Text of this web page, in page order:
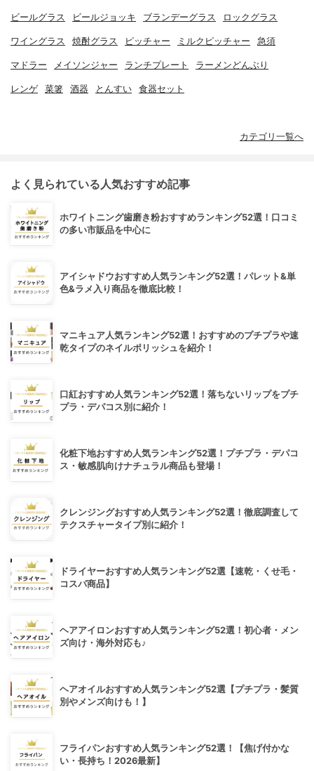
ビールグラス ビールジョッキ ブランデーグラス ロックグラス
ワイングラス 焼酎グラス ピッチャー ミルクピッチャー 急須
マドラー メイソンジャー ランチプレート ラーメンどんぶり
レンゲ 菜箸 酒器 とんすい 食器セット
カテゴリ一覧へ
よく見られている人気おすすめ記事
ホワイトニング歯磨き粉おすすめランキング52選！口コミ
の多い市販品を中心に
アイシャドウおすすめ人気ランキング52選！パレット&単
色&ラメ入り商品を徹底比較！
マニキュア人気ランキング52選！おすすめのプチプラや速
乾タイプのネイルポリッシュを紹介！
口紅おすすめ人気ランキング52選！落ちないリップをプチ
プラ・デパコス別に紹介！
化粧下地おすすめ人気ランキング52選！プチプラ・デパコ
ス・敏感肌向けナチュラル商品も登場！
クレンジングおすすめ人気ランキング52選！徹底調査して
テクスチャータイプ別に紹介！
ドライヤーおすすめ人気ランキング52選【速乾・くせ毛・
コスパ商品】
ヘアアイロンおすすめ人気ランキング52選！初心者・メン
ズ向け・海外対応も♪
ヘアオイルおすすめ人気ランキング52選【プチプラ・髪質
別やメンズ向けも！】
フライパンおすすめ人気ランキング52選！【焦げ付かな
い・長持ち！2026最新】